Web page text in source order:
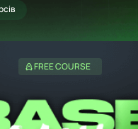
FREE COURSE